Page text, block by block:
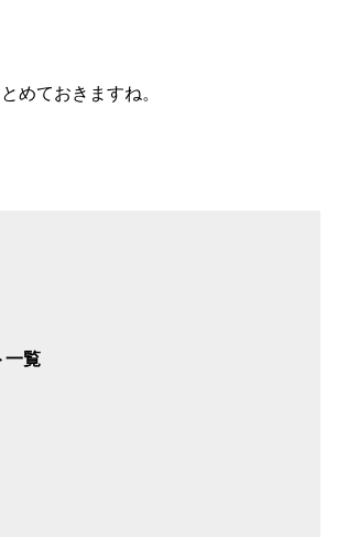
めておきますね。
一覧